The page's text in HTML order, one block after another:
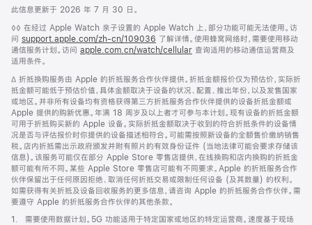
此信息更新于 2026 年 7 月 30 日。
脚
注
◊◊ 在经过 Apple Watch 亲子设置的 Apple Watch 上，部分功能可能无法使用。访
问 support.apple.com/zh-cn/109036 (在
新
中
打
开)
了解详情。使用蜂窝网络时，需要使用移动
通信服务计划。访问 apple.com.cn/watch/cellular 查询适用的移动通信运营商及
适用条件。
脚
注
∆ 折抵换购服务由 Apple 的折抵服务合作伙伴提供。折抵金额报价仅为预估价，实际折
抵金额可能低于预估价值，具体金额取决于设备的状况、配置、推出年份，以及发售国家
或地区。并非所有设备均有资格获得第三方折抵服务合作伙伴提供的设备折抵金额或
Apple 提供的购新优惠。年满 18 周岁及以上者才可参与本计划。现有设备的折抵金额
可用于折抵购买新的 Apple 设备。实际折抵金额取决于收到的符合折抵条件的设备情
况是否与评估报价时你提供的设备描述相符合。可能需按照新设备的全额售价缴纳销售
税。店内折抵需出示政府颁发并附有照片的有效身份证件 (当地法律可能会要求存储该
信息)。该服务可能仅在部分 Apple Store 零售店提供，在线换购和店内换购的折抵金
额可能有所不同。某些 Apple Store 零售店可能有不同要求。Apple 的折抵服务合作
伙伴保留出于任何原因拒绝、取消任何折抵交易或限制任何设备 (及其数量) 的权利。
如需获得有关折抵及设备回收服务的更多信息，请咨询 Apple 的折抵服务合作伙伴。需
要遵守 Apple 的折抵服务合作伙伴的其他条款。
脚
1.
需要使用数据计划。5G 功能适用于特定国家或地区的特定运营商。速度基于现场